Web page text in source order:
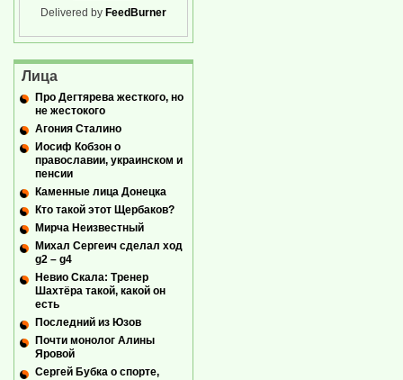
Delivered by FeedBurner
Лица
Про Дегтярева жесткого, но
не жестокого
Агония Сталино
Иосиф Кобзон о
православии, украинском и
пенсии
Каменные лица Донецка
Кто такой этот Щербаков?
Мирча Неизвестный
Михал Сергеич сделал ход
g2 – g4
Невио Скала: Тренер
Шахтёра такой, какой он
есть
Последний из Юзов
Почти монолог Алины
Яровой
Сергей Бубка о спорте,